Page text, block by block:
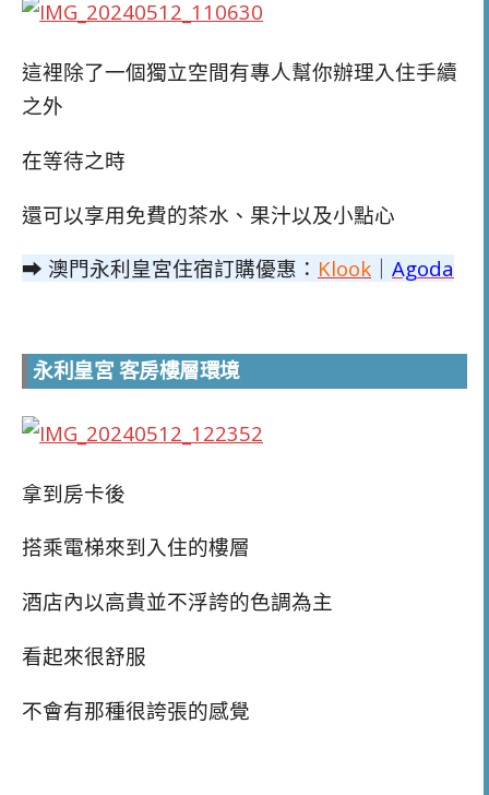
這裡除了一個獨立空間有專人幫你辦理入住手續
之外
在等待之時
還可以享用免費的茶水、果汁以及小點心
➡ 澳門永利皇宮住宿訂購優惠： Klook Agoda
永利皇宮 客房樓層環境
拿到房卡後
搭乘電梯來到入住的樓層
酒店內以高貴並不浮誇的色調為主
看起來很舒服
不會有那種很誇張的感覺